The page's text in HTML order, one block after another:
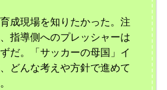
成現場を知りたかった。注
指導側へのプレッシャーは
だ。「サッカーの母国」イ
どんな考えや方針で進めて